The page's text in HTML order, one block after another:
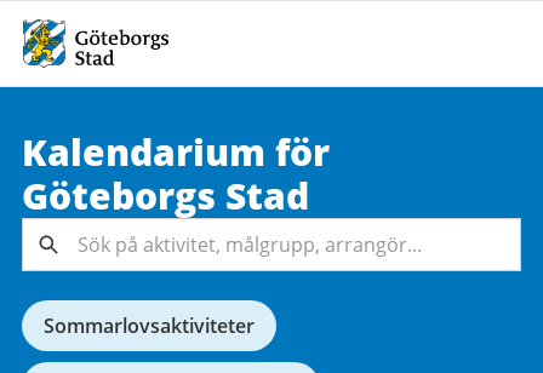
Kalendarium för
Göteborgs Stad
Sök på
aktivitet,
målgrupp,
arrangör...
Sök
Sommarlovsaktiviteter